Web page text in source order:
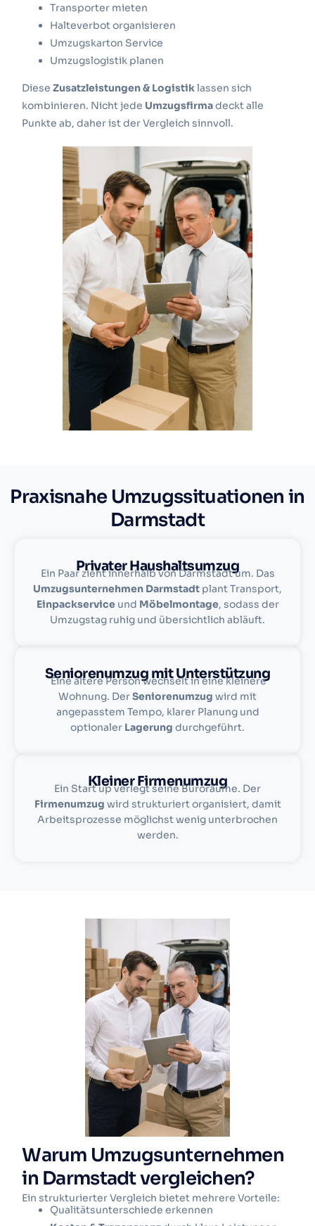
Transporter mieten
Halteverbotorganisieren
Umzugskarton Service
Umzugslogistik planen
DieseZusatzleistungen & Logistiklassen sich
kombinieren. Nicht jede Umzugsfirmadeckt alle
Punkte ab, daher ist der Vergleich sinnvoll.
Praxisnahe Umzugssituationen in
Darmstadt
Privater Haushaltsumzug
Ein Paar zieht innerhalb von Darmstadt um. Das
Umzugsunternehmen Darmstadt plant Transport,
Einpackserviceund Möbelmontage, sodass der
Umzugstag ruhig und übersichtlich abläuft.
Seniorenumzug mit Unterstützung
Eine ältere Person wechselt in eine kleinere
Wohnung. DerSeniorenumzug wird mit
angepasstem Tempo, klarer Planung und
optionaler Lagerung durchgeführt.
Kleiner Firmenumzug
Ein Start up verlegt seine Büroräume. Der
Firmenumzug wird strukturiert organisiert, damit
Arbeitsprozesse möglichst wenig unterbrochen
werden.
Warum Umzugsunternehmen
in Darmstadt vergleichen?
Ein strukturierter Vergleich bietet mehrere Vorteile:
Qualitätsunterschiede erkennen